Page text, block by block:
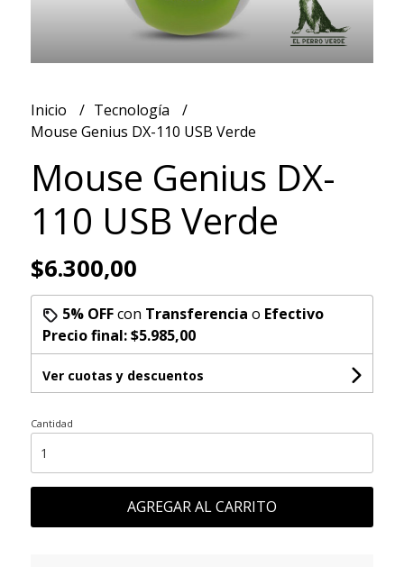
Inicio
Tecnología
Mouse Genius DX-110 USB Verde
Mouse Genius DX-
110 USB Verde
$6.300,00
5% OFFcon Transferencia o Efectivo
Precio final:$5.985,00
Ver cuotas y descuentos
Cantidad
AGREGAR AL CARRITO